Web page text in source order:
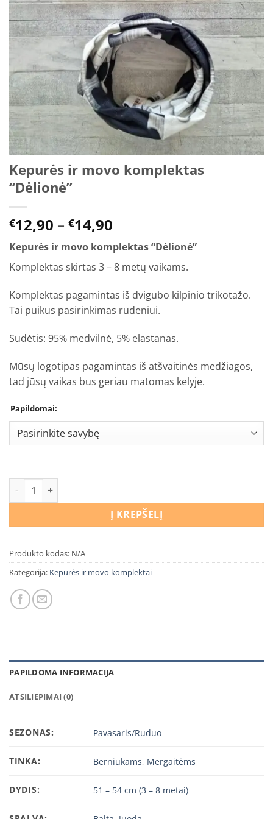
Kepurės ir movo komplektas
“Dėlionė”
€12,90 – €14,90
range:
€12,90
through
Kepurės ir movo komplektas “Dėlionė”
Komplektas skirtas 3 – 8 metų vaikams.
Komplektas pagamintas iš dvigubo kilpinio trikotažo.
Tai puikus pasirinkimas rudeniui.
Sudėtis: 95% medvilnė, 5% elastanas.
Mūsų logotipas pagamintas iš atšvaitinės medžiagos,
tad jūsų vaikas bus geriau matomas kelyje.
Papildomai:
produkto kiekis: Kepurės ir movo komplektas “Dėlionė”
Į KREPŠELĮ
Produkto kodas: N/A
Kategorija: Kepurės ir movo komplektai
PAPILDOMA INFORMACIJA
ATSILIEPIMAI (0)
SEZONAS: Pavasaris/Ruduo
TINKA: Berniukams, Mergaitėms
DYDIS: 51 – 54 cm (3 – 8 metai)